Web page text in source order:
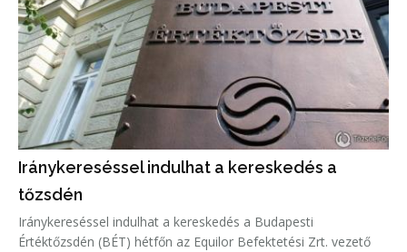
Iránykereséssel indulhat a kereskedés a
tőzsdén
Iránykereséssel indulhat a kereskedés a Budapesti
Értéktőzsdén (BÉT) hétfőn az Equilor Befektetési Zrt. vezető